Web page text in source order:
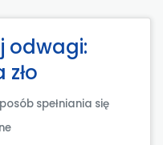
odwagi:
spełniania się